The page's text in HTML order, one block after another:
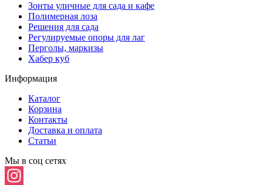
Зонты уличные для сада и кафе
Полимерная лоза
Решения для сада
Регулируемые опоры для лаг
Перголы, маркизы
Хабер куб
Информация
Каталог
Корзина
Контакты
Доставка и оплата
Статьи
Мы в соц сетях